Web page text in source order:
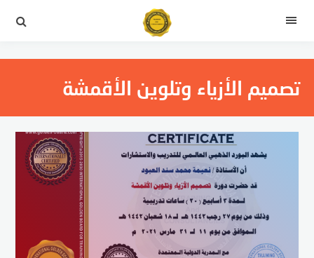
تصميم الأزياء وتلوين الأقمشة